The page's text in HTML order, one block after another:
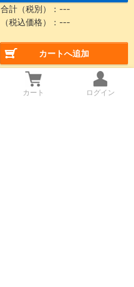
合計（税別）： ---
（税込価格）： ---
カートへ追加
カート ログイン